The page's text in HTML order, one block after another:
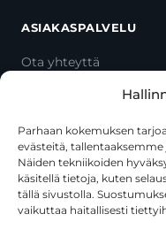
Parhaan kokemuksen
evästeitä,
Näiden tekniikoiden
käsitellä tietoja, kuten
tällä sivustolla.
vaikuttaa haitallisesti
ASIAKASPALVELU
Ota yhteyttä
Toimitustavat
Usein kysytyt
+358 44 270 3795